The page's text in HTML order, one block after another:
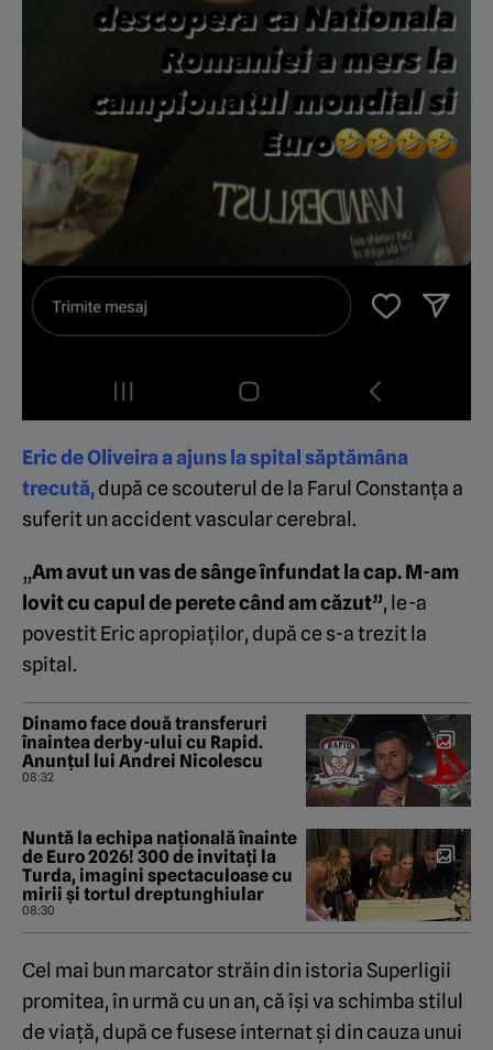
Eric de Oliveira a ajuns la spital săptămâna
trecută,după ce scouterul de la Farul Constanța a
suferit un accident vascular cerebral.
„Am avut un vas de sânge înfundat la cap. M-am
lovit cu capul de perete când am căzut”, le-a
povestit Eric apropiaților, după ce s-a trezit la
spital.
Dinamo face două transferuri
înaintea derby-ului cu Rapid.
Anunțul lui Andrei Nicolescu
08:32
Nuntă la echipa națională înainte
de Euro 2026! 300 de invitați la
Turda, imagini spectaculoase cu
mirii și tortul dreptunghiular
08:30
Cel mai bun marcator străin din istoria Superligii
promitea, în urmă cu un an, că își va schimba stilul
de viață, după ce fusese internat și din cauza unui